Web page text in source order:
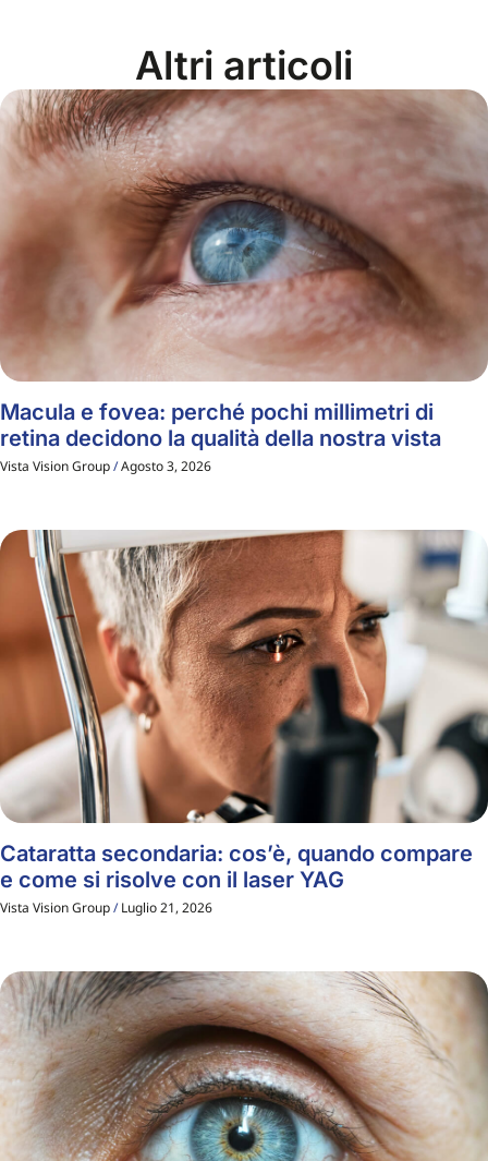
Altri articoli
Macula e fovea: perché pochi millimetri di
retina decidono la qualità della nostra vista
Vista Vision Group Agosto 3, 2026
Cataratta secondaria: cos’è, quando compare
e come si risolve con il laser YAG
Vista Vision Group Luglio 21, 2026